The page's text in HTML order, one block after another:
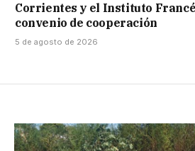
Corrientes y el Instituto
convenio de cooperación
5 de agosto de 2026